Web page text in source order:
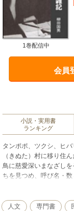
1巻配信中
会員
小説・実用書
ランキング
タンポポ、ツクシ、ヒ
（きぬた）村に移り住
鳥に慈愛深いまなざし
ちを見つめ、呼び名・
人文 専門書